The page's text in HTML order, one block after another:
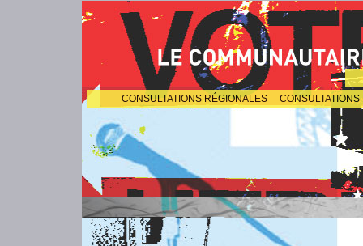
CONSULTATIONS RÉGIONALES CONSULTATIONS